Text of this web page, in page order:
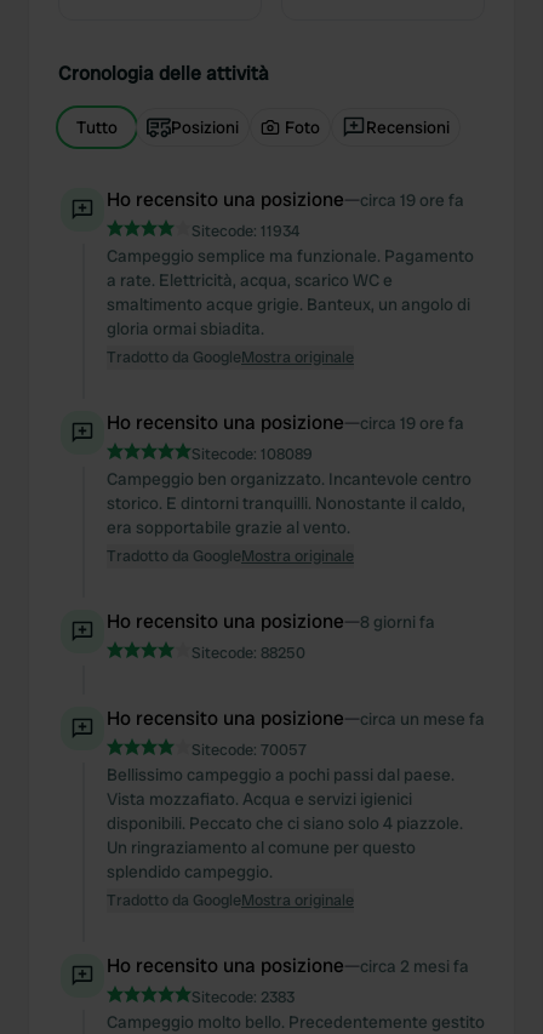
Cronologia delle attività
Tutto Posizioni Foto Recensioni
Ho recensito una posizione—circa 19 ore fa
Sitecode: 11934
Campeggio semplice ma funzionale. Pagamento
a rate. Elettricità, acqua, scarico WC e
smaltimento acque grigie. Banteux, un angolo di
gloria ormai sbiadita.
Tradotto da GoogleMostra originale
Ho recensito una posizione—circa 19 ore fa
Sitecode: 108089
Campeggio ben organizzato. Incantevole centro
storico. E dintorni tranquilli. Nonostante il caldo,
era sopportabile grazie al vento.
Tradotto da GoogleMostra originale
Ho recensito una posizione—8 giorni fa
Sitecode: 88250
Ho recensito una posizione—circa un mese fa
Sitecode: 70057
Bellissimo campeggio a pochi passi dal paese.
Vista mozzafiato. Acqua e servizi igienici
disponibili. Peccato che ci siano solo 4 piazzole.
Un ringraziamento al comune per questo
splendido campeggio.
Tradotto da GoogleMostra originale
Ho recensito una posizione—circa 2 mesi fa
Sitecode: 2383
Campeggio molto bello. Precedentemente gestito